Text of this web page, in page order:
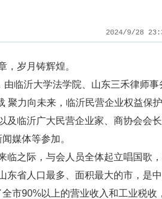
2024/9/28
岁月铸辉煌。
临沂大学法学院、山东三禾律师事
聚力向未来，临沂民营企业权益保
临沂广大民营企业家、商协会会
媒体等参加。
之际，与会人员全体起立唱国歌，
省人口最多、面积最大的市，是
市90%以上的营业收入和工业税收